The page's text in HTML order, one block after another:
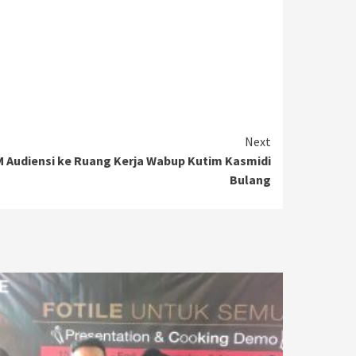
Next
Audiensi ke Ruang Kerja Wabup Kutim Kasmidi
Bulang